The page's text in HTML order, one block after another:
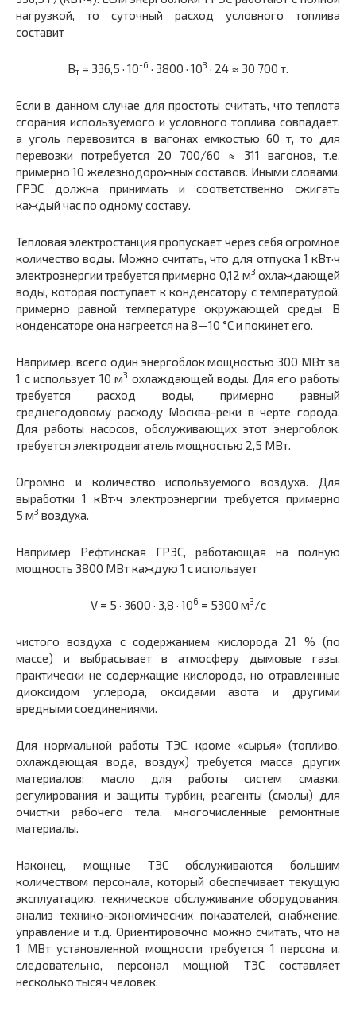
нагрузкой, то суточный расход условного топлива
составит
Вт = 336,5 · 10-6 · 3800 · 103 · 24 ≈ 30 700 т.
Если в данном случае для простоты считать, что теплота
сгорания используемого и условного топлива совпадает,
а уголь перевозится в вагонах емкостью 60 т, то для
перевозки потребуется 20 700/60 ≈ 311 вагонов, т.е.
примерно 10 железнодорожных составов. Иными словами,
ГРЭС должна принимать и соответственно сжигать
каждый час по одному составу.
Тепловая электростанция пропускает через себя огромное
количество воды. Можно считать, что для отпуска 1 кВт·ч
электроэнергии требуется примерно 0,12 м3 охлаждающей
воды, которая поступает к конденсатору с температурой,
примерно равной температуре окружающей среды. В
конденсаторе она нагреется на 8—10 °С и покинет его.
Например, всего один энергоблок мощностью 300 МВт за
1 с использует 10 м3 охлаждающей воды. Для его работы
требуется расход воды, примерно равный
среднегодовому расходу Москва-реки в черте города.
Для работы насосов, обслуживающих этот энергоблок,
требуется электродвигатель мощностью 2,5 МВт.
Огромно и количество используемого воздуха. Для
выработки 1 кВт·ч электроэнергии требуется примерно
5 м3 воздуха.
Например Рефтинская ГРЭС, работающая на полную
мощность 3800 МВт каждую 1 с использует
V = 5 · 3600 · 3,8 · 106 = 5300 м3 /с
чистого воздуха с содержанием кислорода 21 % (по
массе) и выбрасывает в атмосферу дымовые газы,
практически не содержащие кислорода, но отравленные
диоксидом углерода, оксидами азота и другими
вредными соединениями.
Для нормальной работы ТЭС, кроме «сырья» (топливо,
охлаждающая вода, воздух) требуется масса других
материалов: масло для работы систем смазки,
регулирования и защиты турбин, реагенты (смолы) для
очистки рабочего тела, многочисленные ремонтные
материалы.
Наконец, мощные ТЭС обслуживаются большим
количеством персонала, который обеспечивает текущую
эксплуатацию, техническое обслуживание оборудования,
анализ технико-экономических показателей, снабжение,
управление и т.д. Ориентировочно можно считать, что на
1 МВт установленной мощности требуется 1 персона и,
следовательно, персонал мощной ТЭС составляет
несколько тысяч человек.